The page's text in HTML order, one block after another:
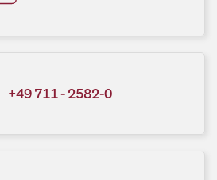
+49 711 - 2582-0